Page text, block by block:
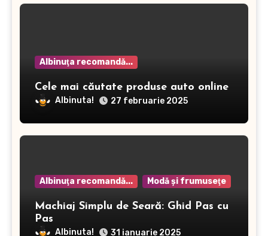
Albinuţa recomandă...
Cele mai căutate produse auto online
Albinuta! 27 februarie 2025
Albinuţa recomandă... Modă şi frumuseţe
Machiaj Simplu de Seară: Ghid Pas cu
Pas
Albinuta! 31 ianuarie 2025